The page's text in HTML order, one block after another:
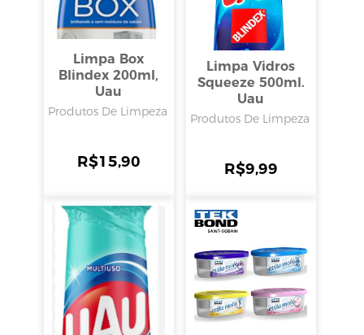
Limpa Box
Blindex 200ml,
Uau
Produtos De Limpeza
R$15,90
Limpa Vidros
Squeeze 500ml.
Uau
Produtos De Limpeza
R$9,99